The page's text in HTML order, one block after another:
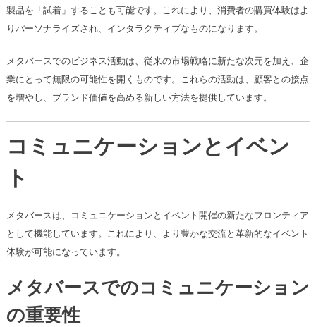
製品を「試着」することも可能です。これにより、消費者の購買体験はよ
りパーソナライズされ、インタラクティブなものになります。
メタバースでのビジネス活動は、従来の市場戦略に新たな次元を加え、企
業にとって無限の可能性を開くものです。これらの活動は、顧客との接点
を増やし、ブランド価値を高める新しい方法を提供しています。
コミュニケーションとイベン
ト
メタバースは、コミュニケーションとイベント開催の新たなフロンティア
として機能しています。これにより、より豊かな交流と革新的なイベント
体験が可能になっています。
メタバースでのコミュニケーション
の重要性